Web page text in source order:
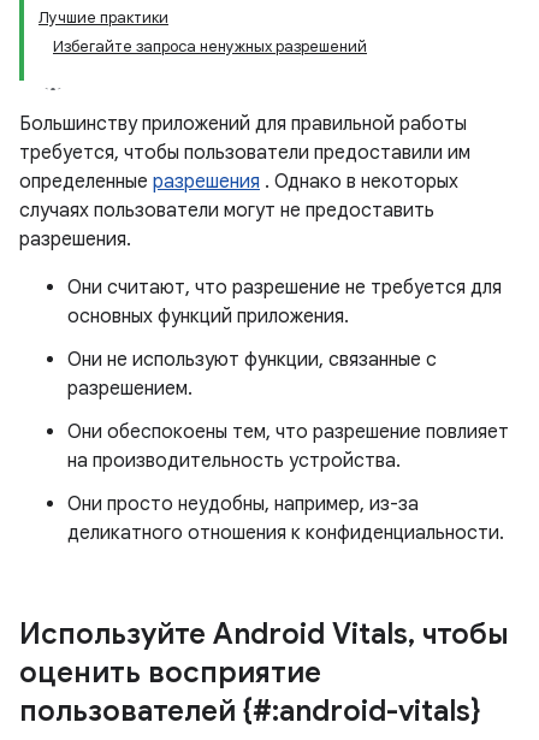
Лучшие практики
Избегайте запроса ненужных разрешений
Большинству приложений для правильной работы
требуется, чтобы пользователи предоставили им
определенные разрешения . Однако в некоторых
случаях пользователи могут не предоставить
разрешения.
Они считают, что разрешение не требуется для
основных функций приложения.
Они не используют функции, связанные с
разрешением.
Они обеспокоены тем, что разрешение повлияет
на производительность устройства.
Они просто неудобны, например, из-за
деликатного отношения к конфиденциальности.
Используйте Android Vitals, чтобы
оценить восприятие
пользователей {#:android-vitals}